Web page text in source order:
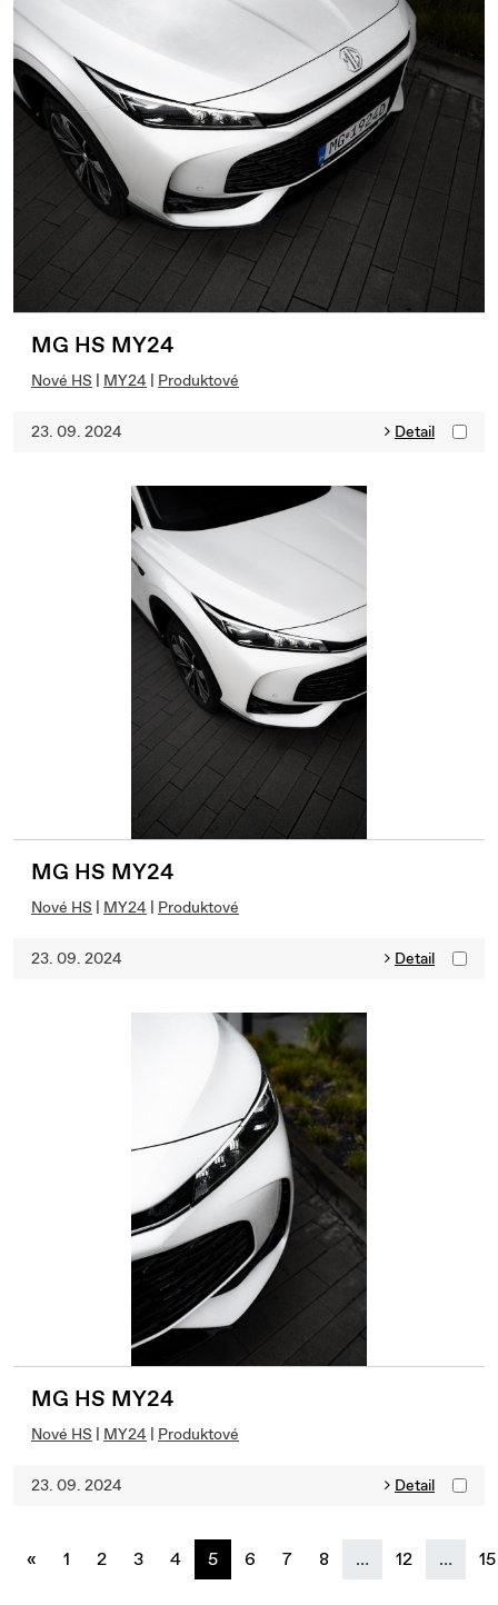
MG HS MY24
Nové HS | MY24 | Produktové
23. 09. 2024 Detail
MG HS MY24
Nové HS | MY24 | Produktové
23. 09. 2024 Detail
MG HS MY24
Nové HS | MY24 | Produktové
23. 09. 2024 Detail
« previous
1 2 3 4 5 6 7 8 … 12 … 15